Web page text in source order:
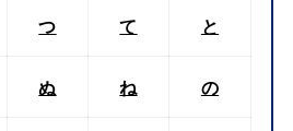
つ て と
ぬ ね の